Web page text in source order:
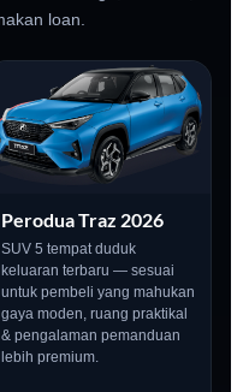
loan.
Perodua Traz 2026
SUV 5 tempat duduk
keluaran terbaru — sesuai
untuk pembeli yang mahukan
gaya moden, ruang praktikal
& pengalaman pemanduan
lebih premium.